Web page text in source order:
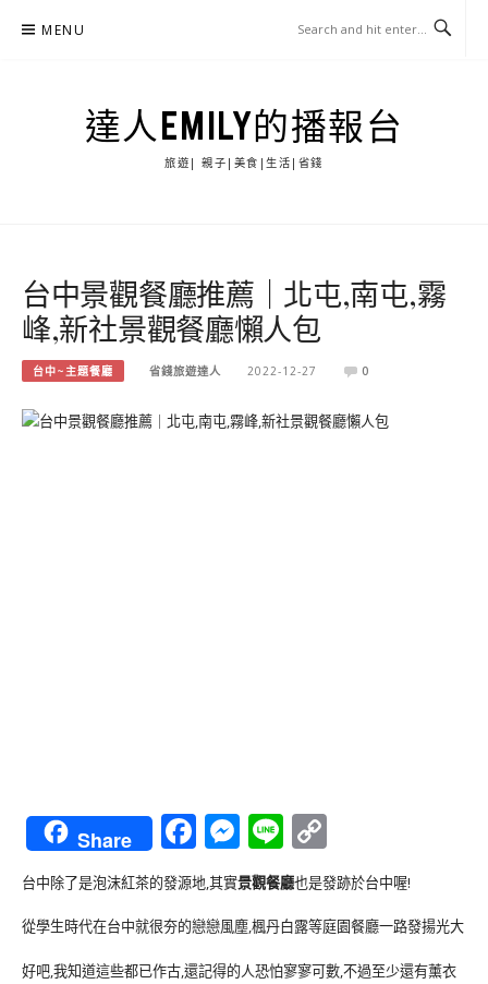
MENU
達人EMILY的播報台
旅遊| 親子|美食|生活|省錢
台中景觀餐廳推薦｜北屯,南屯,霧
峰,新社景觀餐廳懶人包
台中~主題餐廳 省錢旅遊達人 2022-12-27 0
Share Facebook
Messenger
Line
Link
台中除了是泡沫紅茶的發源地,其實景觀餐廳也是發跡於台中喔!
從學生時代在台中就很夯的戀戀風塵,楓丹白露等庭園餐廳一路發揚光大
好吧,我知道這些都已作古,還記得的人恐怕寥寥可數,不過至少還有薰衣